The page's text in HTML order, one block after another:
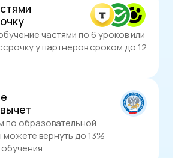
частями по 6 уроков или
у партнеров сроком до 12
по образовательной
вернуть до 13%